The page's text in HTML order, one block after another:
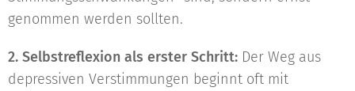
genommen werden sollten.
2. Selbstreflexion als erster Schritt: Der Weg aus
depressiven Verstimmungen beginnt oft mit